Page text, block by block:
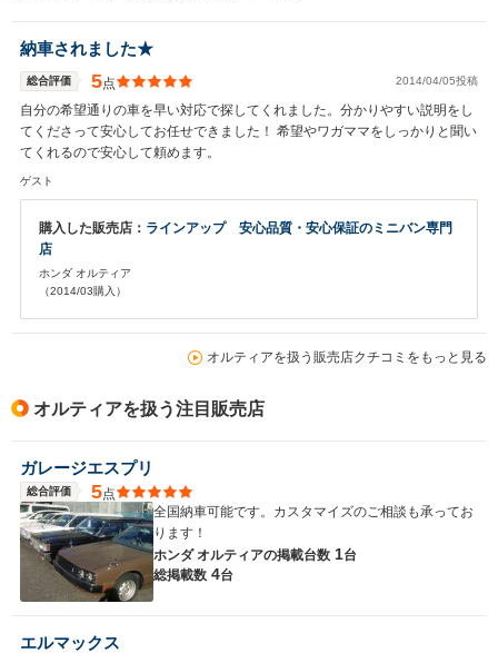
納車されました★
総合評価 5点 2014/04/05投稿
自分の希望通りの車を早い対応で探してくれました。分かりやすい説明をし
てくださって安心してお任せできました！ 希望やワガママをしっかりと聞い
てくれるので安心して頼めます。
ゲスト
購入した販売店： ラインアップ 安心品質・安心保証のミニバン専門
店
ホンダ オルティア
（2014/03購入）
オルティアを扱う販売店クチコミをもっと見る
オルティアを扱う注目販売店
ガレージエスプリ
総合評価 5点
全国納車可能です。カスタマイズのご相談も承ってお
ります！
ホンダ オルティアの掲載台数 1台
総掲載数 4台
エルマックス